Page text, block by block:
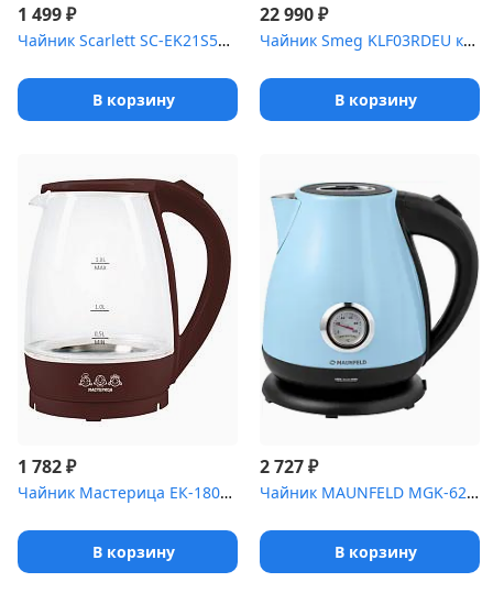
1 499₽
Чайник Scarlett SC-EK21S51 (нерж)
В корзину
22 990₽
Чайник Smeg KLF03RDEU красный
В корзину
1 782₽
Чайник Мастерица ЕК-1801G (1,8л,стекло,шоколад)
В корзину
2 727₽
Чайник MAUNFELD MGK-625BL
В корзину